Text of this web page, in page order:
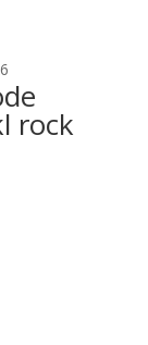
rock